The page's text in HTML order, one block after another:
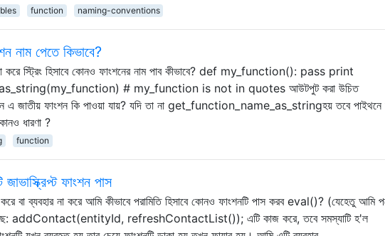
function naming-conventions
নাম পেতে কিভাবে?
করে স্ট্রিং হিসাবে কোনও ফাংশনের নাম পাব কীভাবে? def my_function(): pass print
# my_function is not in quotes আউটপুট করা উচিত
ফাংশন কি পাওয়া যায়? যদি তা না get_function_name_as_stringহয় তবে পাইথনে
ধারণা ?
function
জাভাস্ক্রিপ্ট ফাংশন পাস
করে বা ব্যবহার না করে আমি কীভাবে পরামিতি হিসাবে কোনও ফাংশনটি পাস করব eval()? (যেহেতু আমি
addContact(entityId, refreshContactList()); এটি কাজ করে, তবে সমস্যাটি হ'ল